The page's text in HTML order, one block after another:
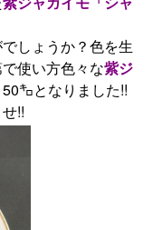
しょうか？色を生
使い方色々な紫ジ
㌔となりました!!
!!